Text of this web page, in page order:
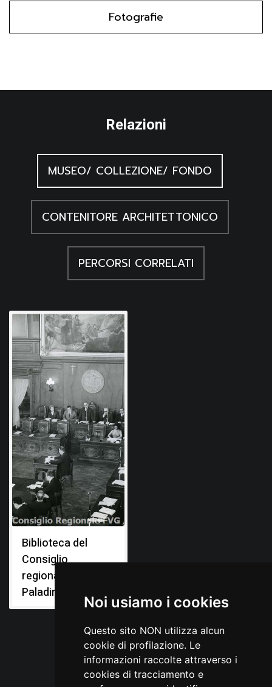
Noi usiamo i cookies
Questo sito NON utilizza alcun
cookie di profilazione. Le
informazioni raccolte attraverso i
cookies di tracciamento e
Fotografie
Relazioni
MUSEO/ COLLEZIONE/ FONDO
CONTENITORE ARCHITETTONICO
PERCORSI CORRELATI
Biblioteca del
Consiglio
regionale "Livio
Paladin"